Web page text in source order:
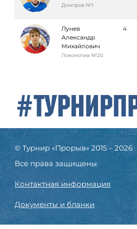
Дмитров №1
Лунев
Александр
Михайлович
Локомотив №20
4
© Турнир «Прорыв» 2015 – 2026
Все права защищены
Контактная информация
Документы и бланки